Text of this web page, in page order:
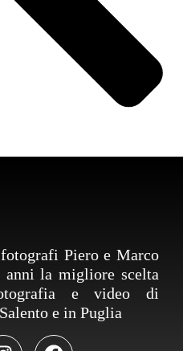
Piero e Marco
anni la migliore scelta
e video di
e in Puglia